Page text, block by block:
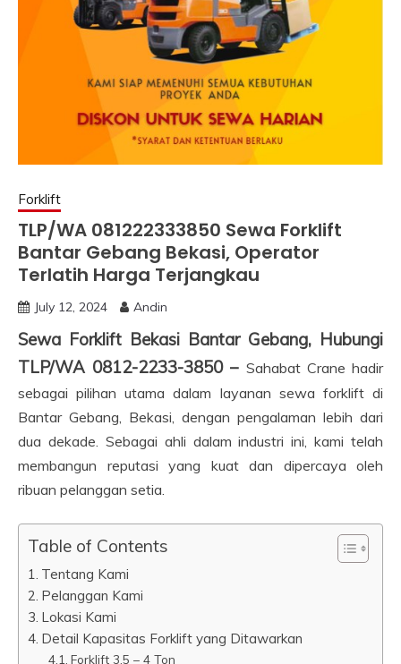
Forklift
TLP/WA 081222333850 Sewa Forklift
Bantar Gebang Bekasi, Operator
Terlatih Harga Terjangkau
July 12, 2024 Andin
Sewa Forklift Bekasi Bantar Gebang, Hubungi
TLP/WA 0812-2233-3850 – Sahabat Crane hadir
sebagai pilihan utama dalam layanan sewa forklift di
Bantar Gebang, Bekasi, dengan pengalaman lebih dari
dua dekade. Sebagai ahli dalam industri ini, kami telah
membangun reputasi yang kuat dan dipercaya oleh
ribuan pelanggan setia.
Table of Contents
Tentang Kami
Pelanggan Kami
Lokasi Kami
Detail Kapasitas Forklift yang Ditawarkan
Forklift 3.5 – 4 Ton